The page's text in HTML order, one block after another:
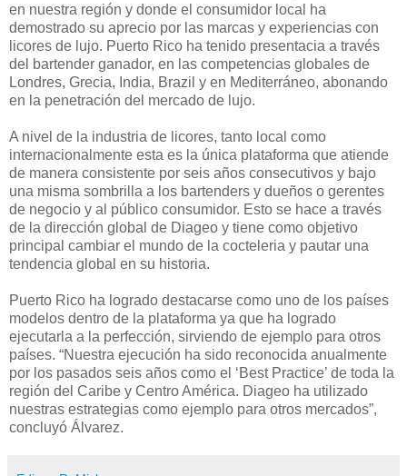
en nuestra región y donde el consumidor local ha
demostrado su aprecio por las marcas y experiencias con
licores de lujo. Puerto Rico ha tenido presentacia a través
del bartender ganador, en las competencias globales de
Londres, Grecia, India, Brazil y en Mediterráneo, abonando
en la penetración del mercado de lujo.
A nivel de la industria de licores, tanto local como
internacionalmente esta es la única plataforma que atiende
de manera consistente por seis años consecutivos y bajo
una misma sombrilla a los bartenders y dueños o gerentes
de negocio y al público consumidor. Esto se hace a través
de la dirección global de Diageo y tiene como objetivo
principal cambiar el mundo de la cocteleria y pautar una
tendencia global en su historia.
Puerto Rico ha logrado destacarse como uno de los países
modelos dentro de la plataforma ya que ha logrado
ejecutarla a la perfección, sirviendo de ejemplo para otros
países. “Nuestra ejecución ha sido reconocida anualmente
por los pasados seis años como el ‘Best Practice’ de toda la
región del Caribe y Centro América. Diageo ha utilizado
nuestras estrategias como ejemplo para otros mercados”,
concluyó Álvarez.